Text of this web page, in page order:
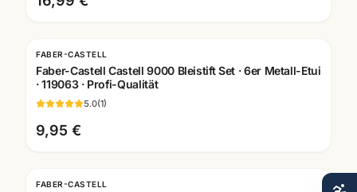
FABER-CASTELL
Faber-Castell Castell 9000 Bleistift Set · 6er Metall-Etui
· 119063 · Profi-Qualität
5.0(1)
9,95 €
FABER-CASTELL